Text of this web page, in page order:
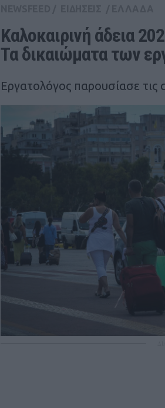
Καλοκαιρινή άδεια
Τα δικαιώματα των
Εργατολόγος παρουσίασε τις